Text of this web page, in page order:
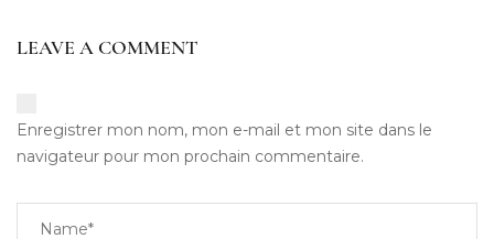
LEAVE A COMMENT
Enregistrer mon nom, mon e-mail et mon site dans le
navigateur pour mon prochain commentaire.